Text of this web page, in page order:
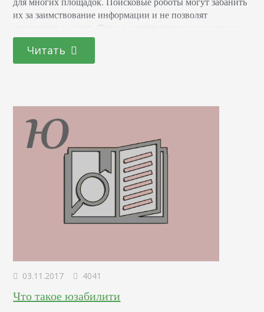
их за заимствование информации и не позволят
продвинуться в топ. Смысл самостоятельного создания
материалов состоит не только в том, чтобы избежать
санкций от Яндекса или Гугла. Речь идет о
востребованности сайта вашей целевой аудиторией. Если
Читать
03.11.2017 4041
Что такое юзабилити